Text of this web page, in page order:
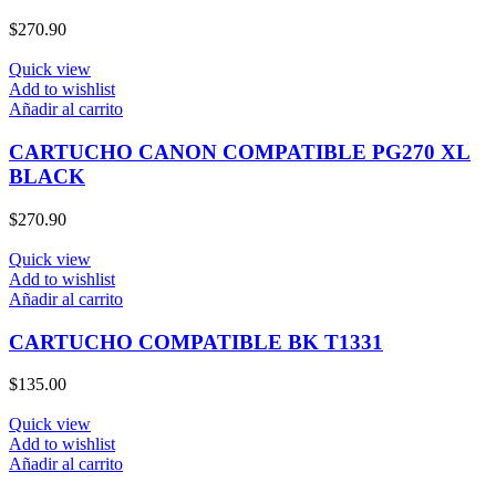
$270.90
Quick view
Add to wishlist
Añadir al carrito
CARTUCHO CANON COMPATIBLE PG270 XL
BLACK
$270.90
Quick view
Add to wishlist
Añadir al carrito
CARTUCHO COMPATIBLE BK T1331
$135.00
Quick view
Add to wishlist
Añadir al carrito